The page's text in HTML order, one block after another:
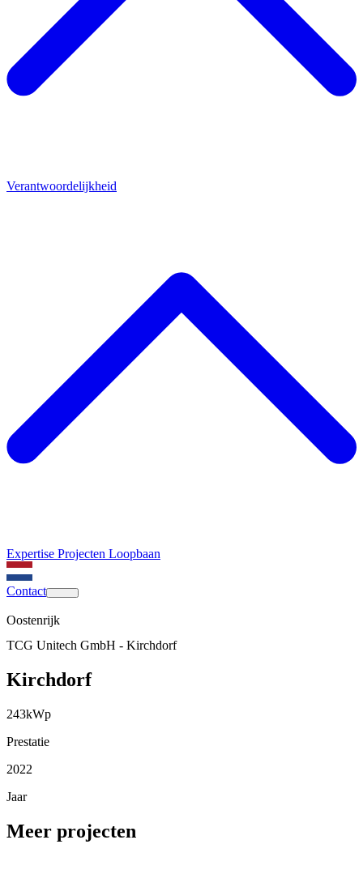
Verantwoordelijkheid
Expertise Projecten Loopbaan
Contact
Oostenrijk
TCG Unitech GmbH - Kirchdorf
Kirchdorf
243kWp
Prestatie
2022
Jaar
Meer projecten